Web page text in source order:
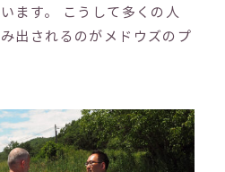
ます。 こうして多くの人
出されるのがメドウズのプ